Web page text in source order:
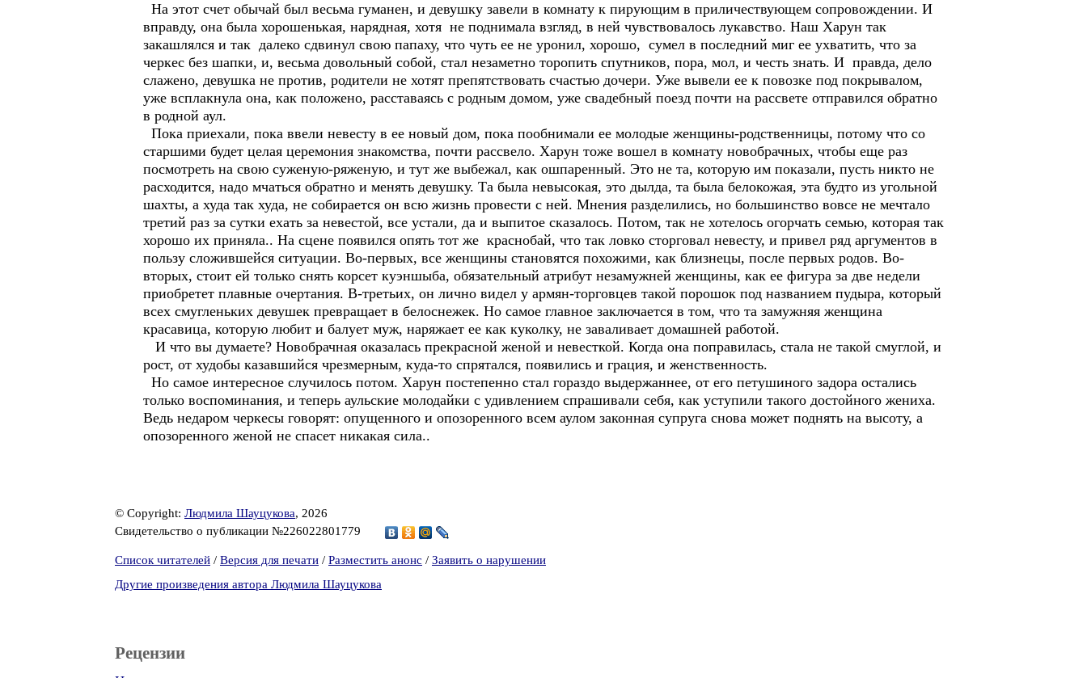
На этот счет обычай был весьма гуманен, и девушку завели в комнату к пирующим в приличествующем сопровождении. И
вправду, она была хорошенькая, нарядная, хотя не поднимала взгляд, в ней чувствовалось лукавство. Наш Харун так
закашлялся и так далеко сдвинул свою папаху, что чуть ее не уронил, хорошо, сумел в последний миг ее ухватить, что за
черкес без шапки, и, весьма довольный собой, стал незаметно торопить спутников, пора, мол, и честь знать. И правда, дело
слажено, девушка не против, родители не хотят препятствовать счастью дочери. Уже вывели ее к повозке под покрывалом,
уже всплакнула она, как положено, расставаясь с родным домом, уже свадебный поезд почти на рассвете отправился обратно
в родной аул.
Пока приехали, пока ввели невесту в ее новый дом, пока пообнимали ее молодые женщины-родственницы, потому что со
старшими будет целая церемония знакомства, почти рассвело. Харун тоже вошел в комнату новобрачных, чтобы еще раз
посмотреть на свою суженую-ряженую, и тут же выбежал, как ошпаренный. Это не та, которую им показали, пусть никто не
расходится, надо мчаться обратно и менять девушку. Та была невысокая, это дылда, та была белокожая, эта будто из угольной
шахты, а худа так худа, не собирается он всю жизнь провести с ней. Мнения разделились, но большинство вовсе не мечтало
третий раз за сутки ехать за невестой, все устали, да и выпитое сказалось. Потом, так не хотелось огорчать семью, которая так
хорошо их приняла.. На сцене появился опять тот же краснобай, что так ловко сторговал невесту, и привел ряд аргументов в
пользу сложившейся ситуации. Во-первых, все женщины становятся похожими, как близнецы, после первых родов. Во-
вторых, стоит ей только снять корсет куэншыба, обязательный атрибут незамужней женщины, как ее фигура за две недели
приобретет плавные очертания. В-третьих, он лично видел у армян-торговцев такой порошок под названием пудыра, который
всех смугленьких девушек превращает в белоснежек. Но самое главное заключается в том, что та замужняя женщина
красавица, которую любит и балует муж, наряжает ее как куколку, не заваливает домашней работой.
И что вы думаете? Новобрачная оказалась прекрасной женой и невесткой. Когда она поправилась, стала не такой смуглой, и
рост, от худобы казавшийся чрезмерным, куда-то спрятался, появились и грация, и женственность.
Но самое интересное случилось потом. Харун постепенно стал гораздо выдержаннее, от его петушиного задора остались
только воспоминания, и теперь аульские молодайки с удивлением спрашивали себя, как уступили такого достойного жениха.
Ведь недаром черкесы говорят: опущенного и опозоренного всем аулом законная супруга снова может поднять на высоту, а
опозоренного женой не спасет никакая сила..
© Copyright: Людмила Шауцукова, 2026
Свидетельство о публикации №226022801779
Список читателей / Версия для печати / Разместить анонс / Заявить о нарушении
Другие произведения автора Людмила Шауцукова
Рецензии